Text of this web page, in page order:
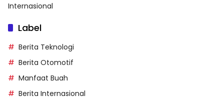
Internasional
Label
Berita Teknologi
Berita Otomotif
Manfaat Buah
Berita Internasional